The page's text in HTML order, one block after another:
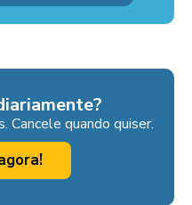
Cancele quando quiser.